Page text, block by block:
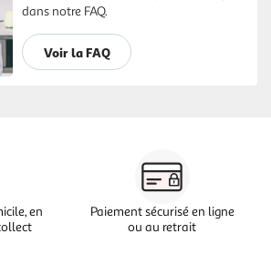
dans notre FAQ.
Voir la FAQ
en
Paiement sécurisé en ligne
ou au retrait